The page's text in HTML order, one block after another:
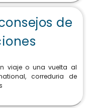
de
viaje o una vuelta al
correduria de